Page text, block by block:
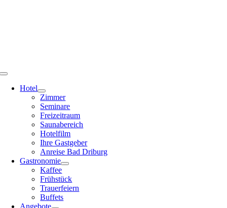
Toggle
Navigation
Hotel
Zimmer
Seminare
Freizeitraum
Saunabereich
Hotelfilm
Ihre Gastgeber
Anreise Bad Driburg
Gastronomie
Kaffee
Frühstück
Trauerfeiern
Buffets
Angebote